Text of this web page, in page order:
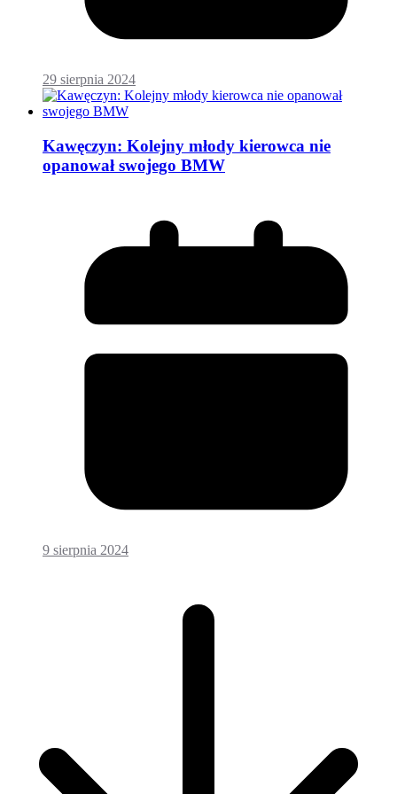
29 sierpnia 2024
Kawęczyn: Kolejny młody kierowca nie
opanował swojego BMW
9 sierpnia 2024